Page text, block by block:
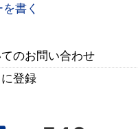
書く
のお問い合わせ
登録